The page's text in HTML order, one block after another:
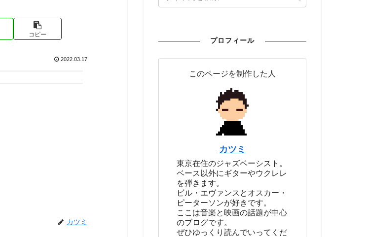
コピー
2022.03.17
カツミ
プロフィール
このページを制作した人
カツミ
東京在住のジャズベーシスト。
ベース以外にギターやウクレレ
を弾きます。
ビル・エヴァンスとオスカー・
ピーターソンが好きです。
ここは音楽と映画の話題が中心
のブログです。
ぜひゆっくり読んでいってくだ